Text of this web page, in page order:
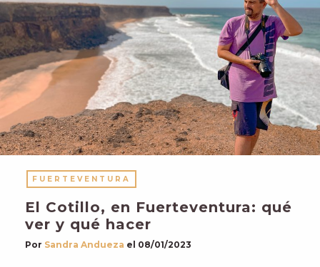
FUERTEVENTURA
El Cotillo, en Fuerteventura: qué
ver y qué hacer
Por Sandra Andueza el 08/01/2023